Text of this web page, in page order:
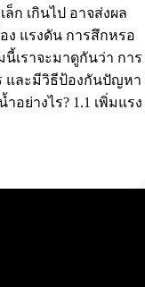
ก เกินไป อาจส่งผล
ง แรงดัน การสึกหรอ
เราจะมาดูกันว่า การ
และมีวิธีป้องกันปัญหา
อย่างไร? 1.1 เพิ่มแรง